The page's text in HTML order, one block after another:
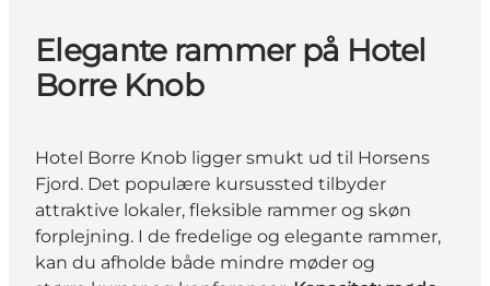
Elegante rammer på Hotel
Borre Knob
Hotel Borre Knob ligger smukt ud til Horsens
Fjord. Det populære kursussted tilbyder
attraktive lokaler, fleksible rammer og skøn
forplejning. I de fredelige og elegante rammer,
kan du afholde både mindre møder og